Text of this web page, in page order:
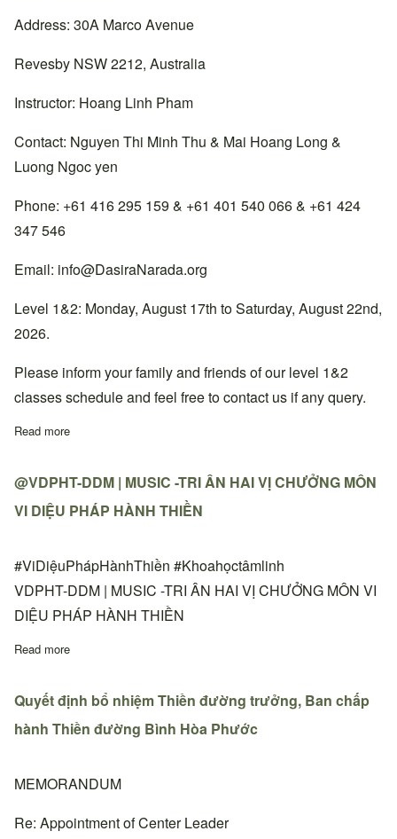
Address: 30A Marco Avenue
Revesby NSW 2212, Australia
Instructor: Hoang Linh Pham
Contact: Nguyen Thi Minh Thu & Mai Hoang Long &
Luong Ngoc yen
Phone: +61 416 295 159 & +61 401 540 066 & +61 424
347 546
Email: info@DasiraNarada.org
Level 1&2: Monday, August 17th to Saturday, August 22nd,
2026.
Please inform your family and friends of our level 1&2
classes schedule and feel free to contact us if any query.
Read more
@VDPHT-DDM | MUSIC -TRI ÂN HAI VỊ CHƯỞNG MÔN
VI DIỆU PHÁP HÀNH THIỀN
#ViDiệuPhápHànhThiền #Khoahọctâmlinh
VDPHT-DDM | MUSIC -TRI ÂN HAI VỊ CHƯỞNG MÔN VI
DIỆU PHÁP HÀNH THIỀN
Read more
Quyết định bổ nhiệm Thiền đường trưởng, Ban chấp
hành Thiền đường Bình Hòa Phước
MEMORANDUM
Re: Appointment of Center Leader